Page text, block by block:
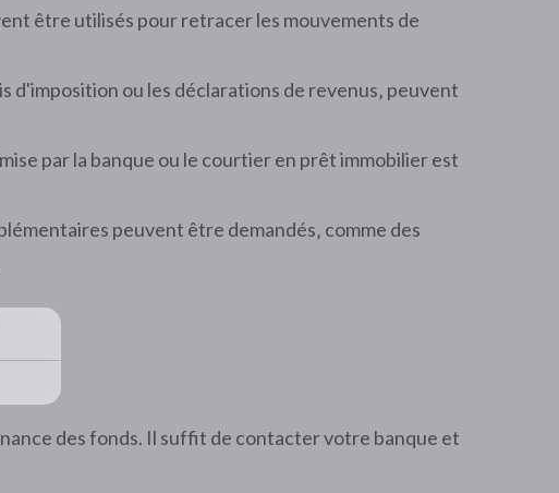
être utilisés pour retracer les mouvements de
d'imposition ou les déclarations de revenus‚ peuvent
par la banque ou le courtier en prêt immobilier est
peuvent être demandés‚ comme des
des fonds. Il suffit de contacter votre banque et